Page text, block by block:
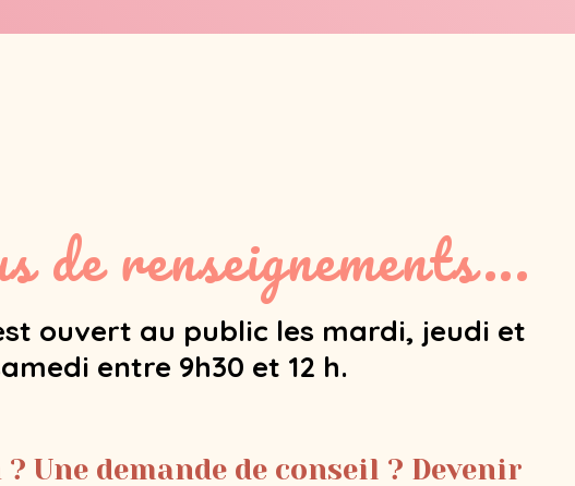
de renseignements...
ouvert au public les mardi, jeudi et
entre 9h30 et 12 h.
Une demande de conseil ? Devenir